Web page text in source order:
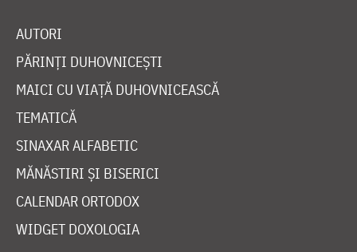
AUTORI
PĂRINȚI DUHOVNICEȘTI
MAICI CU VIAȚĂ DUHOVNICEASCĂ
TEMATICĂ
SINAXAR ALFABETIC
MĂNĂSTIRI ȘI BISERICI
CALENDAR ORTODOX
WIDGET DOXOLOGIA